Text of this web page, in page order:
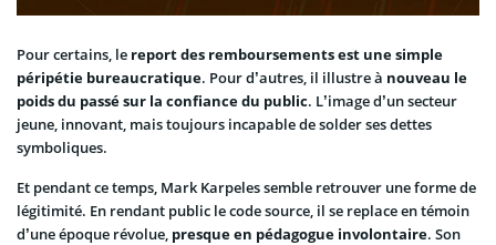
Pour certains, le report des remboursements est une simple
péripétie bureaucratique. Pour d’autres, il illustre à nouveau le
poids du passé sur la confiance du public. L’image d’un secteur
jeune, innovant, mais toujours incapable de solder ses dettes
symboliques.
Et pendant ce temps, Mark Karpeles semble retrouver une forme de
légitimité. En rendant public le code source, il se replace en témoin
d’une époque révolue, presque en pédagogue involontaire. Son